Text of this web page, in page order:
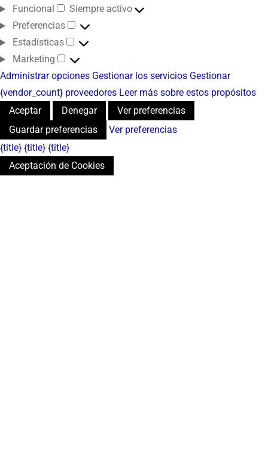
Funcional
Siempre activo
Preferencias
Estadísticas
Marketing
Administrar opciones Gestionar los servicios Gestionar
{vendor_count} proveedores Leer más sobre estos propósitos
Aceptar
Denegar
Ver preferencias
Guardar preferencias
Ver preferencias
{title} {title} {title}
Aceptación de Cookies